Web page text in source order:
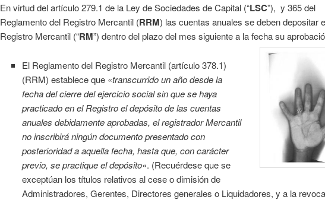
En virtud del artículo 279.1 de la Ley de Sociedades de Capital (“LSC”), y 365 del
Reglamento del Registro Mercantil (RRM) las cuentas anuales se deben depositar
Registro Mercantil (“RM”) dentro del plazo del mes siguiente a la fecha su
El Reglamento del Registro Mercantil (artículo 378.1)
(RRM) establece que «transcurrido un año desde la
fecha del cierre del ejercicio social sin que se haya
practicado en el Registro el depósito de las cuentas
anuales debidamente aprobadas, el registrador Mercantil
no inscribirá ningún documento presentado con
posterioridad a aquella fecha, hasta que, con carácter
previo, se practique el depósito«. (Recuérdese que se
exceptúan los títulos relativos al cese o dimisión de
Administradores, Gerentes, Directores generales o Liquidadores, y a la